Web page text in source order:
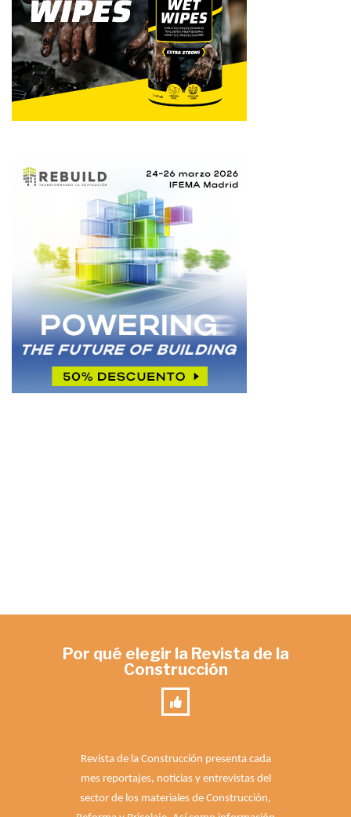
Por qué elegir la Revista de la
Construcción
Revista de la Construcción presenta cada
mes reportajes, noticias y entrevistas del
sector de los materiales de Construcción,